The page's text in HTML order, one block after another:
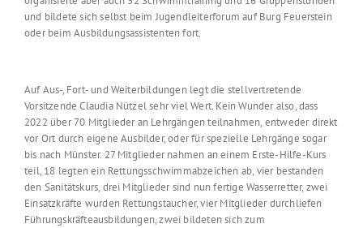
und bildete sich selbst beim Jugendleiterforum auf Burg Feuerstein
oder beim Ausbildungsassistenten fort.
Auf Aus-, Fort- und Weiterbildungen legt die stellvertretende
Vorsitzende Claudia Nützel sehr viel Wert. Kein Wunder also, dass
2022 über 70 Mitglieder an Lehrgängen teilnahmen, entweder direkt
vor Ort durch eigene Ausbilder, oder für spezielle Lehrgänge sogar
bis nach Münster. 27 Mitglieder nahmen an einem Erste-Hilfe-Kurs
teil, 18 legten ein Rettungsschwimmabzeichen ab, vier bestanden
den Sanitätskurs, drei Mitglieder sind nun fertige Wasserretter, zwei
Einsatzkräfte wurden Rettungstaucher, vier Mitglieder durchliefen
Führungskräfteausbildungen, zwei bildeten sich zum